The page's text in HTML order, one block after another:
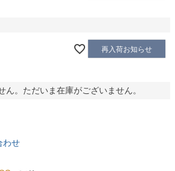
再入荷お知らせ
ん。ただいま在庫がございません。
わせ